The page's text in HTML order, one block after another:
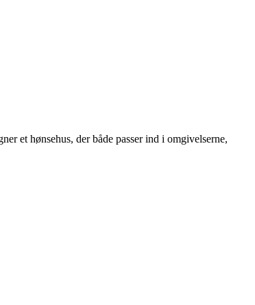
et hønsehus, der både passer ind i omgivelserne,